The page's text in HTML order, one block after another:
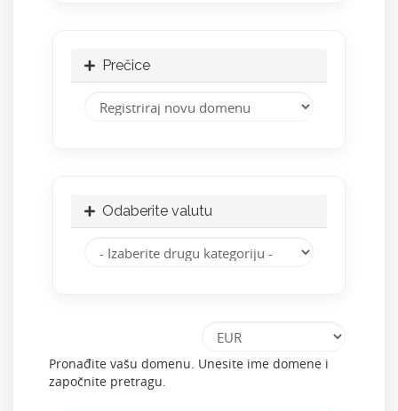
Prečice
Odaberite valutu
Pronađite vašu domenu. Unesite ime domene i
započnite pretragu.